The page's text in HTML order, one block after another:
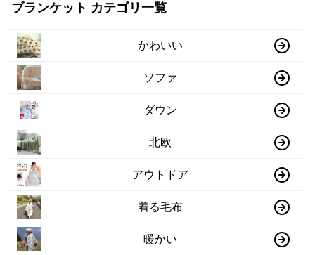
ブランケット カテゴリ一覧
かわいい
ソファ
ダウン
北欧
アウトドア
着る毛布
暖かい